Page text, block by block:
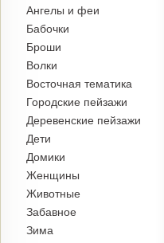
Ангелы и феи
Бабочки
Броши
Волки
Восточная тематика
Городские пейзажи
Деревенские пейзажи
Дети
Домики
Женщины
Животные
Забавное
Зима